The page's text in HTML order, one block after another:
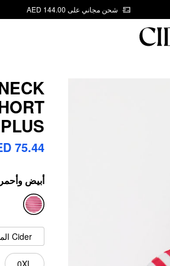
شحن مجاني على AED 144.00
75.44
أبيض وأحمر
Cider المقاس
0XL